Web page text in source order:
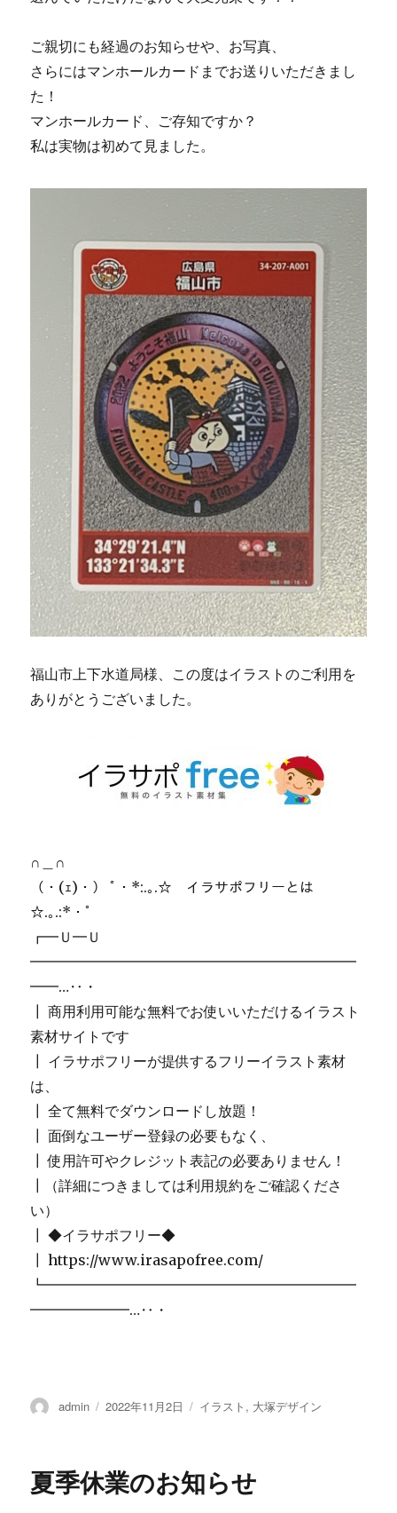
ご親切にも経過のお知らせや、お写真、
さらにはマンホールカードまでお送りいただきまし
た！
マンホールカード、ご存知ですか？
私は実物は初めて見ました。
福山市上下水道局様、この度はイラストのご利用を
ありがとうございました。
∩＿∩
（・(ｪ)・） ﾟ・*:.｡.☆ イラサポフリーとは
☆.｡.:*・ﾟ
┏━Ｕ━Ｕ
━━━━━━━━━━━━━━━━━━━━━━━
━━…‥・
┃ 商用利用可能な無料でお使いいただけるイラスト
素材サイトです
┃ イラサポフリーが提供するフリーイラスト素材
は、
┃ 全て無料でダウンロードし放題！
┃ 面倒なユーザー登録の必要もなく、
┃ 使用許可やクレジット表記の必要ありません！
┃（詳細につきましては利用規約をご確認くださ
い）
┃ ◆イラサポフリー◆
┃ https://www.irasapofree.com/
┗━━━━━━━━━━━━━━━━━━━━━━
━━━━━━━…‥・
投
admin
投
2022年11月2日
カ
ー
イラスト , 大塚デザイン
夏季休業のお知らせ